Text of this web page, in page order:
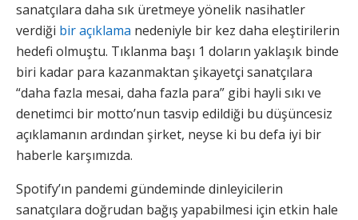
sanatçılara daha sık üretmeye yönelik nasihatler
verdiği bir açıklama nedeniyle bir kez daha eleştirilerin
hedefi olmuştu. Tıklanma başı 1 doların yaklaşık binde
biri kadar para kazanmaktan şikayetçi sanatçılara
“daha fazla mesai, daha fazla para” gibi hayli sıkı ve
denetimci bir motto’nun tasvip edildiği bu düşüncesiz
açıklamanın ardından şirket, neyse ki bu defa iyi bir
haberle karşımızda.
Spotify’ın pandemi gündeminde dinleyicilerin
sanatçılara doğrudan bağış yapabilmesi için etkin hale